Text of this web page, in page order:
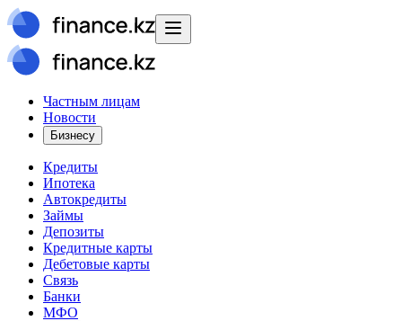
Частным лицам
Новости
Бизнесу
Кредиты
Ипотека
Автокредиты
Займы
Депозиты
Кредитные карты
Дебетовые карты
Связь
Банки
МФО